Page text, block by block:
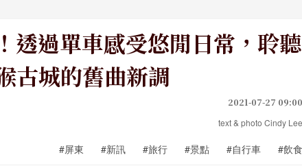
透過單車感受悠閒日常，聆聽
古城的舊曲新調
2021-07-27 09:00
text & photo Cindy Lee
#屏東 #新訊 #旅行 #景點 #自行車 #飲食